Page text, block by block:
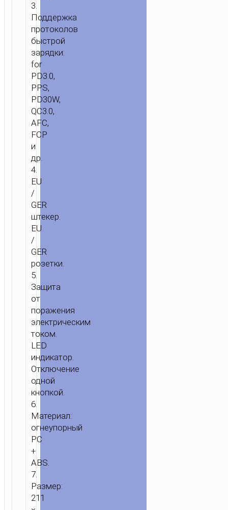
3.
Поддержка
протоколов
быстрой
зарядки:
for
PD3.0,
PPS,
PD30W,
QC3.0,
AFC,
FCP
и
др.
4.
EU
/
GER
штекер.
EU
/
GER
розетки.
5.
Защита
от
поражения
электрическим
током.
LED
индикатор.
Отключение
одной
кнопкой.
6.
Материал:
огнеупорный
PC
+
ABS.
7.
Размер:
211